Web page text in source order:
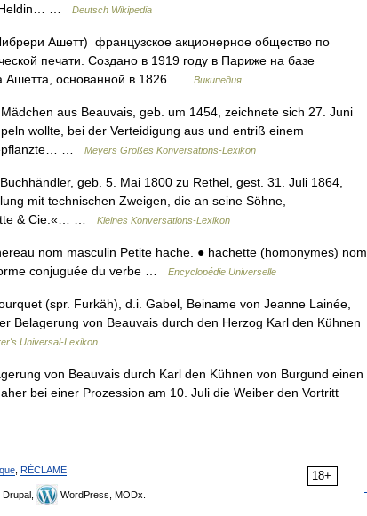
Heldin… …
Deutsch Wikipedia
Ашетт) французское акционерное общество по
печати. Создано в 1919 году в Париже на базе
Ашетта, основанной в 1826 …
Википедия
aus Beauvais, geb. um 1454, zeichnete sich 27. Juni
wollte, bei der Verteidigung aus und entriß einem
…
Meyers Großes Konversations-Lexikon
geb. 5. Mai 1800 zu Rethel, gest. 31. Juli 1864,
mit technischen Zweigen, die an seine Söhne,
& Cie.«… …
Kleines Konversations-Lexikon
nom masculin Petite hache. ● hachette (homonymes) nom
conjuguée du verbe …
Encyclopédie Universelle
(spr. Furkäh), d.i. Gabel, Beiname von Jeanne Lainée,
Belagerung von Beauvais durch den Herzog Karl den Kühnen
Universal-Lexikon
von Beauvais durch Karl den Kühnen von Burgund einen
bei einer Prozession am 10. Juli die Weiber den Vortritt
18+
RÉCLAME
Drupal, WordPress, MODx.